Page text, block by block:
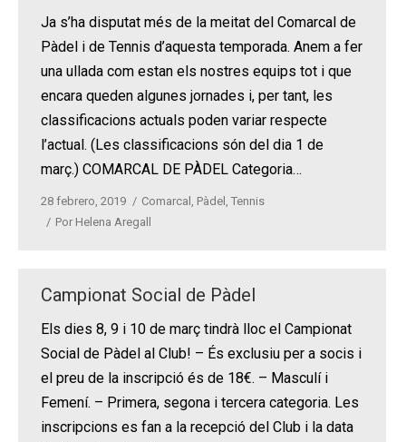
Ja s’ha disputat més de la meitat del Comarcal de
Pàdel i de Tennis d’aquesta temporada. Anem a fer
una ullada com estan els nostres equips tot i que
encara queden algunes jornades i, per tant, les
classificacions actuals poden variar respecte
l’actual. (Les classificacions són del dia 1 de
març.) COMARCAL DE PÀDEL Categoria…
28 febrero, 2019 Comarcal , Pàdel , Tennis
Por Helena Aregall
Campionat Social de Pàdel
Els dies 8, 9 i 10 de març tindrà lloc el Campionat
Social de Pàdel al Club! – És exclusiu per a socis i
el preu de la inscripció és de 18€. – Masculí i
Femení. – Primera, segona i tercera categoria. Les
inscripcions es fan a la recepció del Club i la data